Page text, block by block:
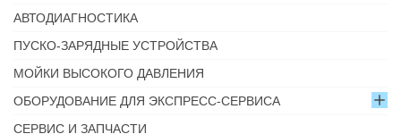
АВТОДИАГНОСТИКА
ПУСКО-ЗАРЯДНЫЕ УСТРОЙСТВА
МОЙКИ ВЫСОКОГО ДАВЛЕНИЯ
ОБОРУДОВАНИЕ ДЛЯ ЭКСПРЕСС-СЕРВИСА
СЕРВИС И ЗАПЧАСТИ